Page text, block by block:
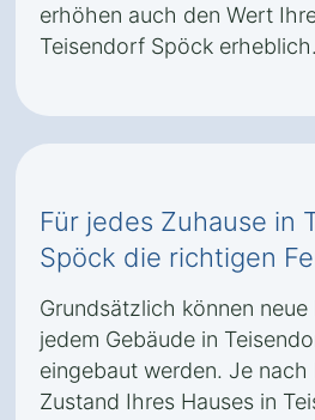
erhöhen auch den Wert
Teisendorf Spöck erheblich.
Für jedes Zuhause in
Spöck die richtigen
Grundsätzlich können
jedem Gebäude in
eingebaut werden. Je nach
Zustand Ihres Hauses in